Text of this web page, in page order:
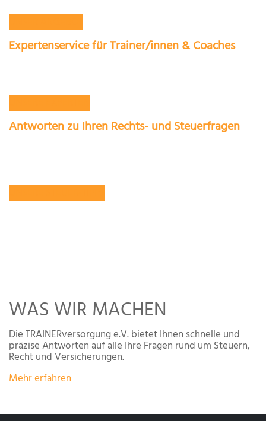
Expertenservice für Trainer/innen & Coaches
Antworten zu Ihren Rechts- und Steuerfragen
WAS WIR MACHEN
Die TRAINERversorgung e.V. bietet Ihnen schnelle und
präzise Antworten auf alle Ihre Fragen rund um Steuern,
Recht und Versicherungen.
Mehr erfahren